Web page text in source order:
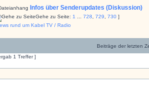
Infos über Senderupdates (Diskussion)
Gehe zu Seite: 1 728 729 730 ]
rund um Kabel TV / Radio
Beiträge der letzten
1 Treffer ]